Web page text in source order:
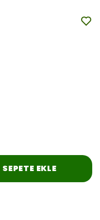
SEPETE EKLE